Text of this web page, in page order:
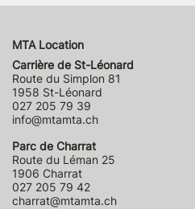
MTA Location
Carrière de St-Léonard
Route du Simplon 81
1958 St-Léonard
027 205 79 39
info@mtamta.ch
Parc de Charrat
Route du Léman 25
1906 Charrat
027 205 79 42
charrat@mtamta.ch